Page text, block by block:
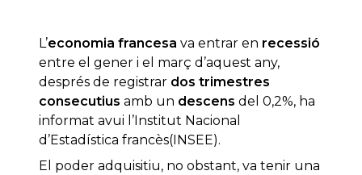
L’economia francesa va entrar en recessió
entre el gener i el març d’aquest any,
després de registrar dos trimestres
consecutius amb un descens del 0,2%, ha
informat avui l’Institut Nacional
d’Estadística francès(INSEE).
El poder adquisitiu, no obstant, va tenir una